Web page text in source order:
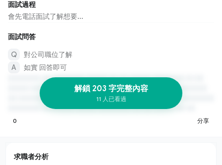
面試過程
會先電話面試了解想要...
面試問答
對公司職位了解
如實 回答即可
解鎖 203 字完整內容
11 人已看過
0 分享
求職者分析